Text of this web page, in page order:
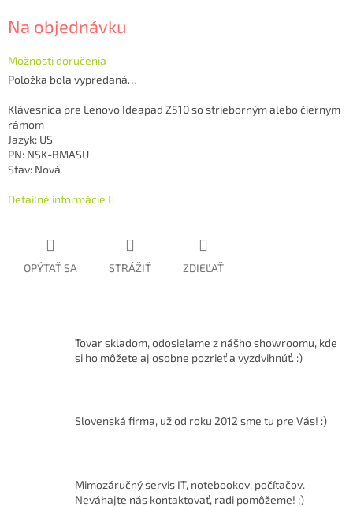
cena:
Na objednávku
Možnosti doručenia
Položka bola vypredaná…
Klávesnica pre Lenovo Ideapad Z510 so strieborným alebo čiernym
rámom
Jazyk: US
PN: NSK-BMASU
Stav: Nová
Detailné informácie
OPÝTAŤ SA STRÁŽIŤ ZDIEĽAŤ
Tovar skladom, odosielame z nášho showroomu, kde
si ho môžete aj osobne pozrieť a vyzdvihnúť. :)
Slovenská firma, už od roku 2012 sme tu pre Vás! :)
Mimozáručný servis IT, notebookov, počítačov.
Neváhajte nás kontaktovať, radi pomôžeme! ;)